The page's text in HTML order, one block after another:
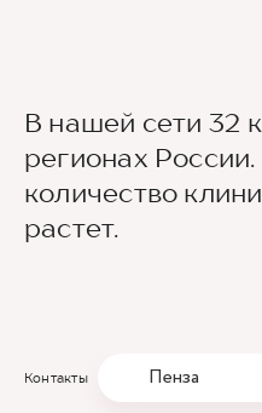
В нашей сети 32
регионах
количество
растет.
Контакты Пенза